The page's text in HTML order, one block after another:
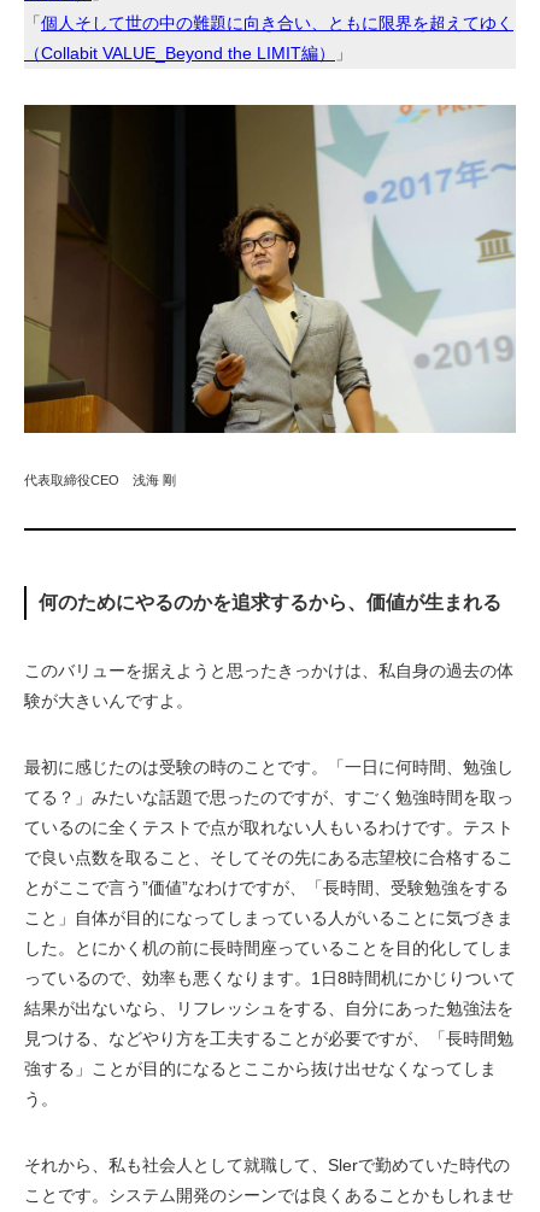
「個人そして世の中の難題に向き合い、ともに限界を超えてゆく
（Collabit VALUE_Beyond the LIMIT編）
」
代表取締役CEO　浅海 剛
何のためにやるのかを追求するから、価値が生まれる
このバリューを据えようと思ったきっかけは、私自身の過去の体
験が大きいんですよ。
最初に感じたのは受験の時のことです。「一日に何時間、勉強し
てる？」みたいな話題で思ったのですが、すごく勉強時間を取っ
ているのに全くテストで点が取れない人もいるわけです。テスト
で良い点数を取ること、そしてその先にある志望校に合格するこ
とがここで言う”価値”なわけですが、「長時間、受験勉強をする
こと」自体が目的になってしまっている人がいることに気づきま
した。とにかく机の前に長時間座っていることを目的化してしま
っているので、効率も悪くなります。1日8時間机にかじりついて
結果が出ないなら、リフレッシュをする、自分にあった勉強法を
見つける、などやり方を工夫することが必要ですが、「長時間勉
強する」ことが目的になるとここから抜け出せなくなってしま
う。
それから、私も社会人として就職して、Slerで勤めていた時代の
ことです。システム開発のシーンでは良くあることかもしれませ